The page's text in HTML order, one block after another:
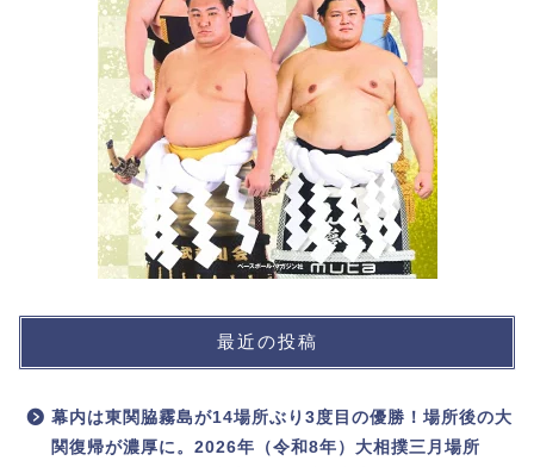
最近の投稿
幕内は東関脇霧島が14場所ぶり3度目の優勝！場所後の大
関復帰が濃厚に。2026年（令和8年）大相撲三月場所